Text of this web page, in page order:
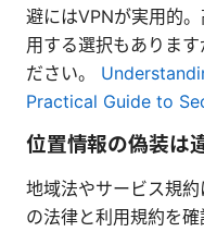
避にはVPNが実用的
用する選択もありま
ださい。
Practical Guide to
位置情報の偽装は
地域法やサービス規
の法律と利用規約を